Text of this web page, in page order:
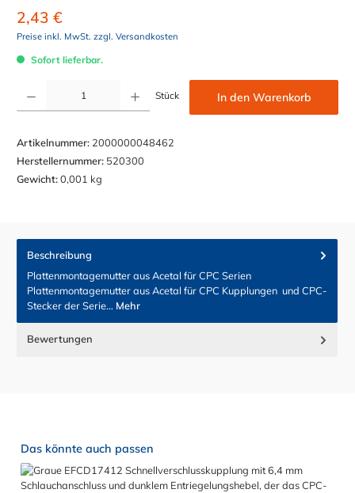
2,43 €
Preise inkl. MwSt. zzgl. Versandkosten
Sofort lieferbar.
Stück In den Warenkorb
Artikelnummer: 2000000048462
Herstellernummer: 520300
Gewicht:0,001 kg
Beschreibung
Plattenmontagemutter aus Acetal für CPC Serien
Plattenmontagemutter aus Acetal für CPC Kupplungen und CPC-
Stecker der Serie… Mehr
Bewertungen
Produktgalerie überspringen
Das könnte auch passen